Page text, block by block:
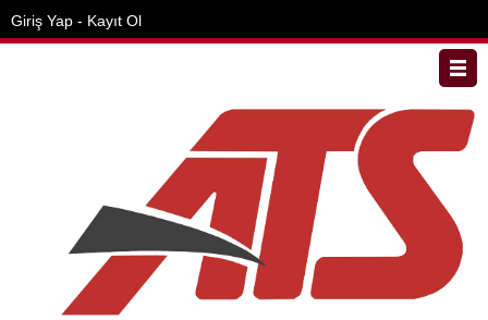
Giriş Yap - Kayıt Ol
İletişim